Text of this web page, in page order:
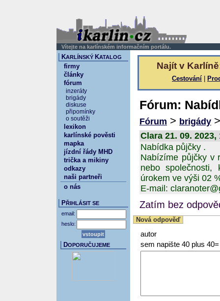
Vítejte na karlínském informačním portálu.
Najít v
Cestování
Fórum:
Fórum > brigády
Clara 21. 09. 2023,
Nabídka půjčky .
Nabízíme půjčky v
nebo
úrokem ve výši 02
E-mail:
Zatím bez
Nová odpověď
autor
sem napište 40 plus 40=
KARLÍNSKÝ KATALOG
firmy
články
fórum
inzeráty
brigády
diskuse
připomínky
o soutěži
lexikon
karlínské pověsti
mapka
jízdní řády MHD
trička a mikiny
odkazy
naši partneři
o nás
PŘIHLÁSIT SE
email:
heslo:
DOPORUČUJEME